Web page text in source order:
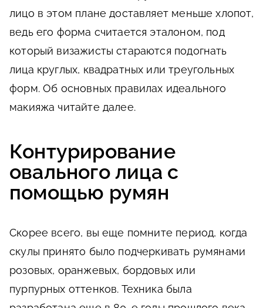
лицо в этом плане доставляет меньше хлопот,
ведь его форма считается эталоном, под
который визажисты стараются подогнать
лица круглых, квадратных или треугольных
форм. Об основных правилах идеального
макияжа читайте далее.
Контурирование
овального лица с
помощью румян
Скорее всего, вы еще помните период, когда
скулы принято было подчеркивать румянами
розовых, оранжевых, бордовых или
пурпурных оттенков. Техника была